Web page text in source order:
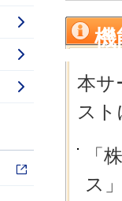
機
本サ
ス
「
ス